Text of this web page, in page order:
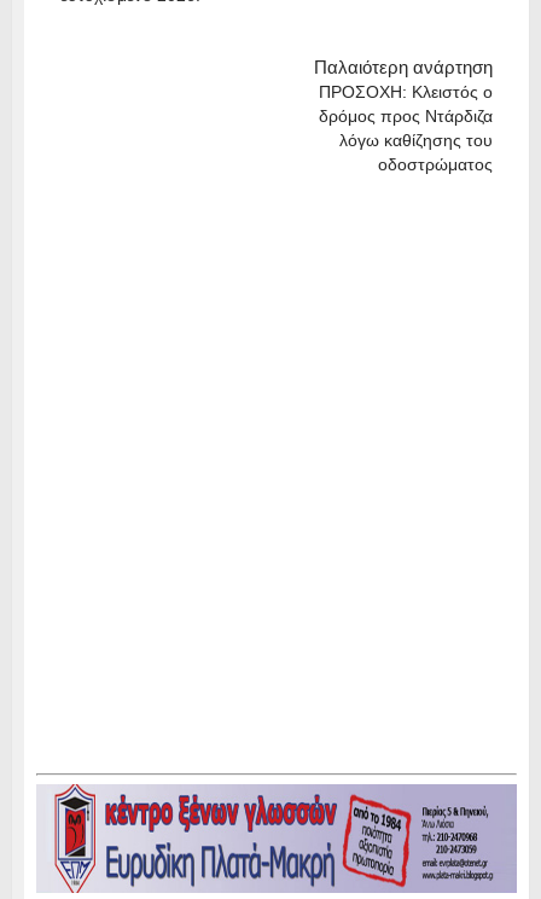
Παλαιότερη ανάρτηση
ΠΡΟΣΟΧΗ: Κλειστός ο
δρόμος προς Ντάρδιζα
λόγω καθίζησης του
οδοστρώματος